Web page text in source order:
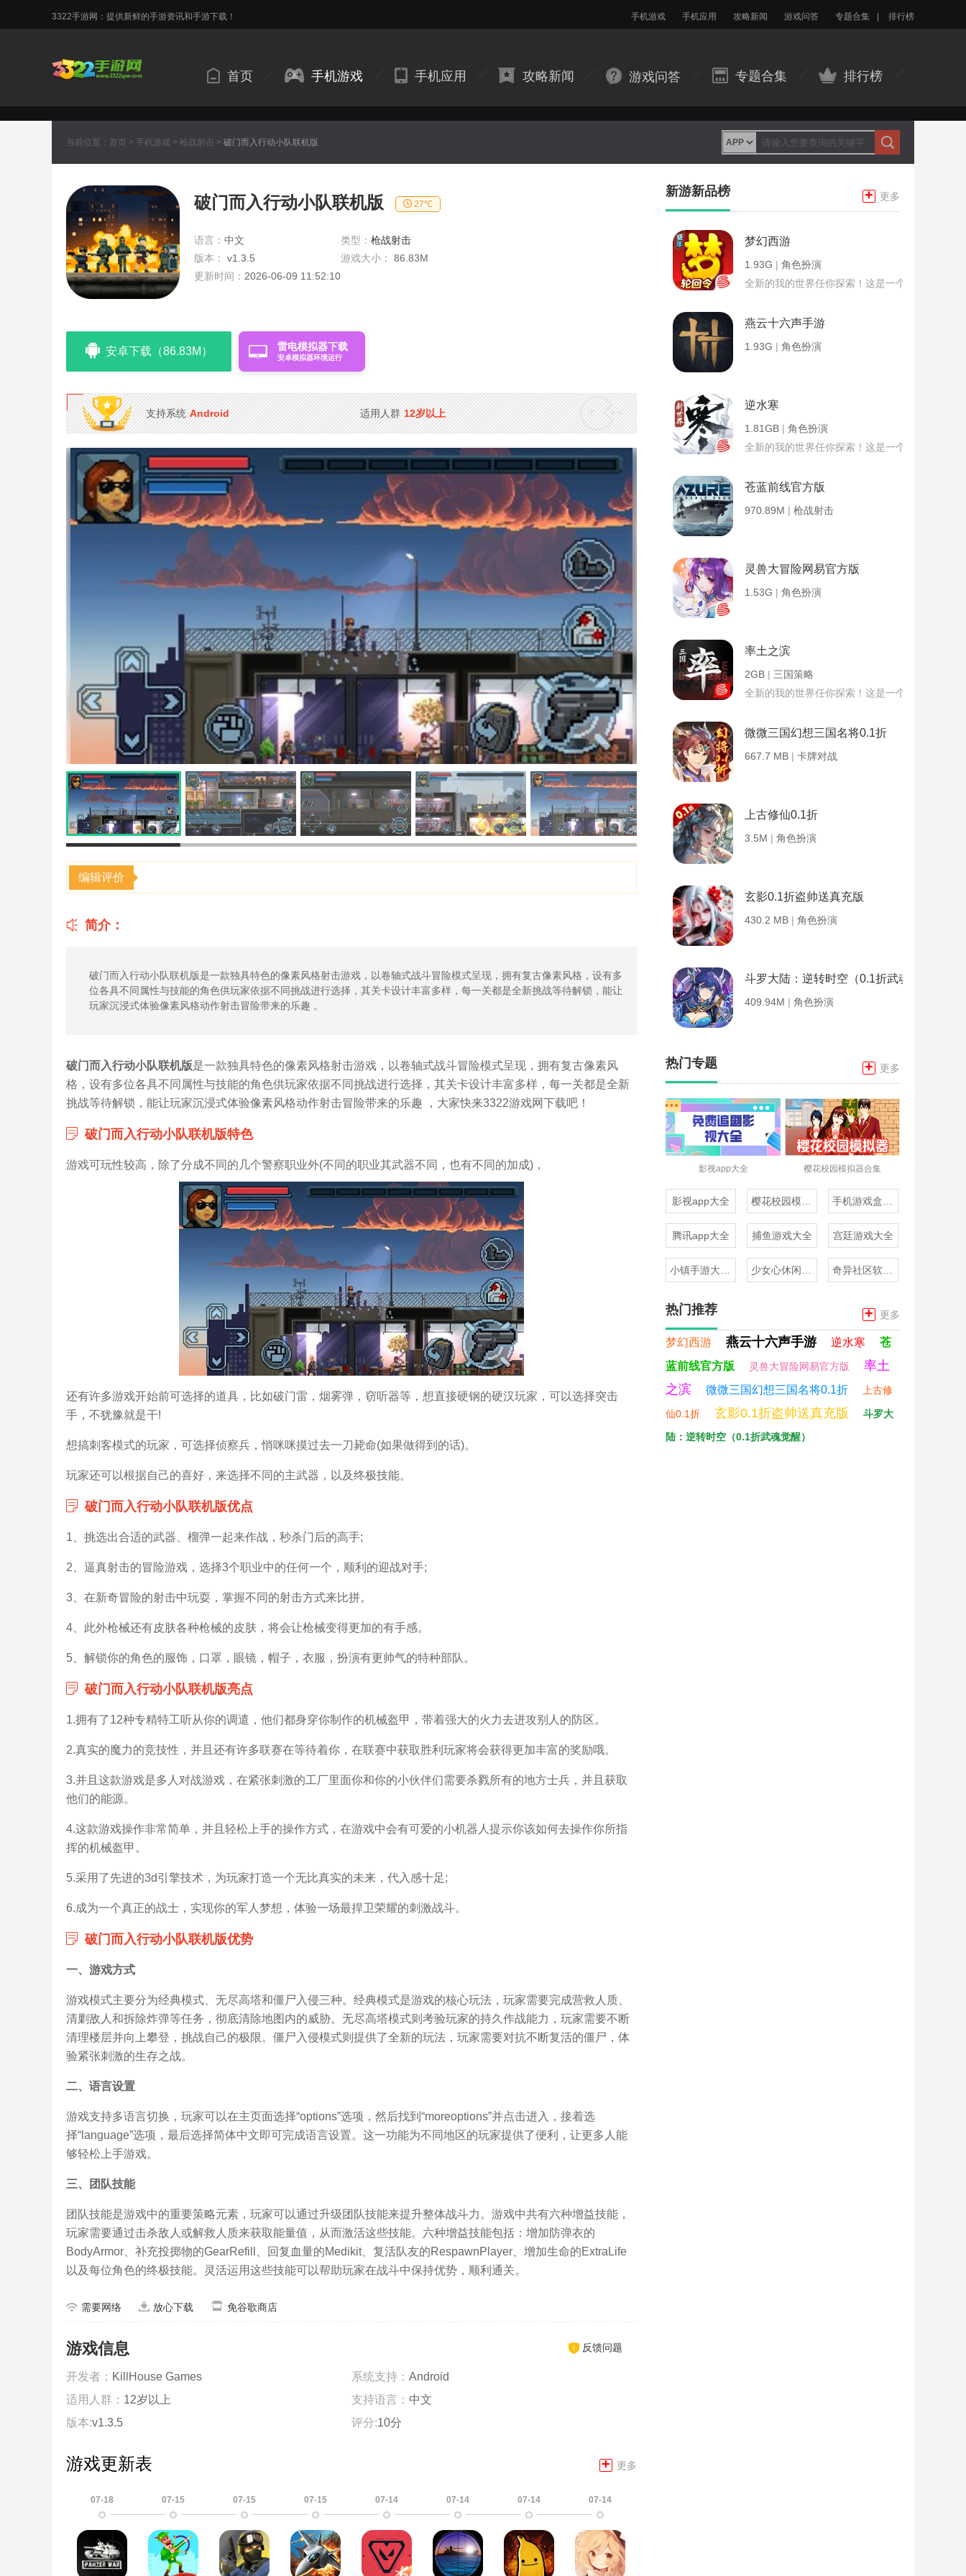
3322手游网：提供新鲜的手游资讯和手游下载！ 手机游戏 手机应用 攻略新闻 游戏问答 专题合集 排行榜
首页 手机游戏 手机应用 攻略新闻 游戏问答 专题合集 排行榜
当前位置： 首页 > 手机游戏 > 枪战射击 > 破门而入行动小队联机版
破门而入行动小队联机版 27℃
语言： 中文 类型： 枪战射击
版本：
v1.3.5 游戏大小：
86.83M
更新时间： 2026-06-09 11:52:10
安卓下载（86.83M） 雷电模拟器下载
安卓模拟器环境运行
支持系统 Android 适用人群 12岁以上
编辑评价
简介：
破门而入行动小队联机版是一款独具特色的像素风格射击游戏，以卷轴式战斗冒险模式呈现，拥有复古像素风格，设有多
位各具不同属性与技能的角色供玩家依据不同挑战进行选择，其关卡设计丰富多样，每一关都是全新挑战等待解锁，能让
玩家沉浸式体验像素风格动作射击冒险带来的乐趣 。
破门而入行动小队联机版是一款独具特色的像素风格射击游戏，以卷轴式战斗冒险模式呈现，拥有复古像素风
格，设有多位各具不同属性与技能的角色供玩家依据不同挑战进行选择，其关卡设计丰富多样，每一关都是全新
挑战等待解锁，能让玩家沉浸式体验像素风格动作射击冒险带来的乐趣 ，大家快来3322游戏网下载吧！
破门而入行动小队联机版特色
游戏可玩性较高，除了分成不同的几个警察职业外(不同的职业其武器不同，也有不同的加成)，
还有许多游戏开始前可选择的道具，比如破门雷，烟雾弹，窃听器等，想直接硬钢的硬汉玩家，可以选择突击
手，不犹豫就是干!
想搞刺客模式的玩家，可选择侦察兵，悄咪咪摸过去一刀毙命(如果做得到的话)。
玩家还可以根据自己的喜好，来选择不同的主武器，以及终极技能。
破门而入行动小队联机版优点
1、挑选出合适的武器、榴弹一起来作战，秒杀门后的高手;
2、逼真射击的冒险游戏，选择3个职业中的任何一个，顺利的迎战对手;
3、在新奇冒险的射击中玩耍，掌握不同的射击方式来比拼。
4、此外枪械还有皮肤各种枪械的皮肤，将会让枪械变得更加的有手感。
5、解锁你的角色的服饰，口罩，眼镜，帽子，衣服，扮演有更帅气的特种部队。
破门而入行动小队联机版亮点
1.拥有了12种专精特工听从你的调遣，他们都身穿你制作的机械盔甲，带着强大的火力去进攻别人的防区。
2.真实的魔力的竞技性，并且还有许多联赛在等待着你，在联赛中获取胜利玩家将会获得更加丰富的奖励哦。
3.并且这款游戏是多人对战游戏，在紧张刺激的工厂里面你和你的小伙伴们需要杀戮所有的地方士兵，并且获取
他们的能源。
4.这款游戏操作非常简单，并且轻松上手的操作方式，在游戏中会有可爱的小机器人提示你该如何去操作你所指
挥的机械盔甲。
5.采用了先进的3d引擎技术，为玩家打造一个无比真实的未来，代入感十足;
6.成为一个真正的战士，实现你的军人梦想，体验一场最捍卫荣耀的刺激战斗。
破门而入行动小队联机版优势
一、游戏方式
游戏模式主要分为经典模式、无尽高塔和僵尸入侵三种。经典模式是游戏的核心玩法，玩家需要完成营救人质、
清剿敌人和拆除炸弹等任务，彻底清除地图内的威胁。无尽高塔模式则考验玩家的持久作战能力，玩家需要不断
清理楼层并向上攀登，挑战自己的极限。僵尸入侵模式则提供了全新的玩法，玩家需要对抗不断复活的僵尸，体
验紧张刺激的生存之战。
二、语言设置
游戏支持多语言切换，玩家可以在主页面选择“options”选项，然后找到“moreoptions”并点击进入，接着选
择“language”选项，最后选择简体中文即可完成语言设置。这一功能为不同地区的玩家提供了便利，让更多人能
够轻松上手游戏。
三、团队技能
团队技能是游戏中的重要策略元素，玩家可以通过升级团队技能来提升整体战斗力。游戏中共有六种增益技能，
玩家需要通过击杀敌人或解救人质来获取能量值，从而激活这些技能。六种增益技能包括：增加防弹衣的
BodyArmor、补充投掷物的GearRefill、回复血量的Medikit、复活队友的RespawnPlayer、增加生命的ExtraLife
以及每位角色的终极技能。灵活运用这些技能可以帮助玩家在战斗中保持优势，顺利通关。
需要网络 放心下载 免谷歌商店
游戏信息 反馈问题
开发者： KillHouse Games 系统支持： Android
适用人群： 12岁以上 支持语言： 中文
版本:v1.3.5 评分:10分
游戏更新表 + 更多
07-18 07-15 07-15 07-15 07-14 07-14 07-14 07-14
新游新品榜 + 更多
梦幻西游
1.93G | 角色扮演
全新的我的世界任你探索！这是一个小提示字段。
燕云十六声手游
1.93G | 角色扮演
逆水寒
1.81GB | 角色扮演
全新的我的世界任你探索！这是一个小提示字段。
苍蓝前线官方版
970.89M | 枪战射击
灵兽大冒险网易官方版
1.53G | 角色扮演
率土之滨
2GB | 三国策略
全新的我的世界任你探索！这是一个小提示字段。
微微三国幻想三国名将0.1折
667.7 MB | 卡牌对战
上古修仙0.1折
3.5M | 角色扮演
玄影0.1折盗帅送真充版
430.2 MB | 角色扮演
斗罗大陆：逆转时空（0.1折武魂觉醒）
409.94M | 角色扮演
热门专题 + 更多
影视app大全 樱花校园模拟器合集
影视app大全
腾讯app大全 捕鱼游戏大全 宫廷游戏大全
热门推荐 + 更多
梦幻西游 燕云十六声手游 逆水寒
苍
蓝前线官方版
灵兽大冒险网易官方版
率土
之滨
微微三国幻想三国名将0.1折 上古修
仙0.1折 玄影0.1折盗帅送真充版
斗罗大
陆：逆转时空（0.1折武魂觉醒）